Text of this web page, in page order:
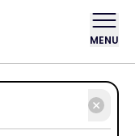
MENU